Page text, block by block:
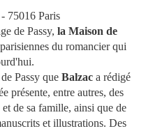
75016 Paris
de Passy, la Maison de
du romancier qui
Passy que Balzac a rédigé
présente, entre autres, des
de sa famille, ainsi que de
et illustrations. Des